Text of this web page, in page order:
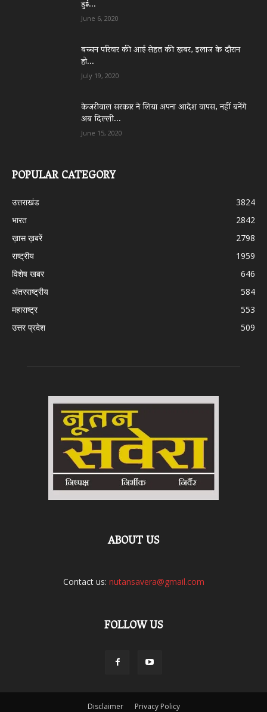
हुई...
June 6, 2020
बच्चन परिवार की आई सेहत की खबर, इलाज के दौरान
हो...
July 19, 2020
केजरीवाल सरकार ने लिया अपना आदेश वापस, नहीं बनेंगे
अब दिल्ली...
June 15, 2020
POPULAR CATEGORY
उत्तराखंड
3824
भारत
2842
ख़ास ख़बरें
2798
राष्ट्रीय
1959
विशेष खबर
646
अंतरराष्ट्रीय
584
महाराष्ट्र
553
उत्तर प्रदेश
509
ABOUT US
Contact us: nutansavera@gmail.com
FOLLOW US
Disclaimer Privacy Policy